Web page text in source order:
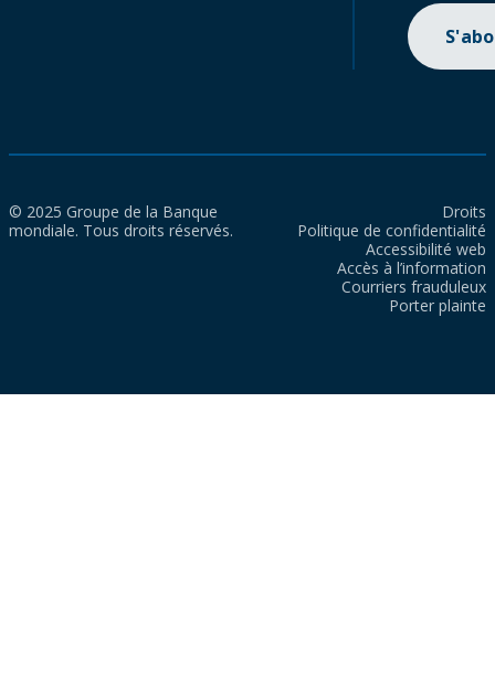
© 2025 Groupe de la Banque
mondiale. Tous droits réservés.
Droits
Politique de confidentialité
Accessibilité web
Accès à l’information
Courriers frauduleux
Porter plainte